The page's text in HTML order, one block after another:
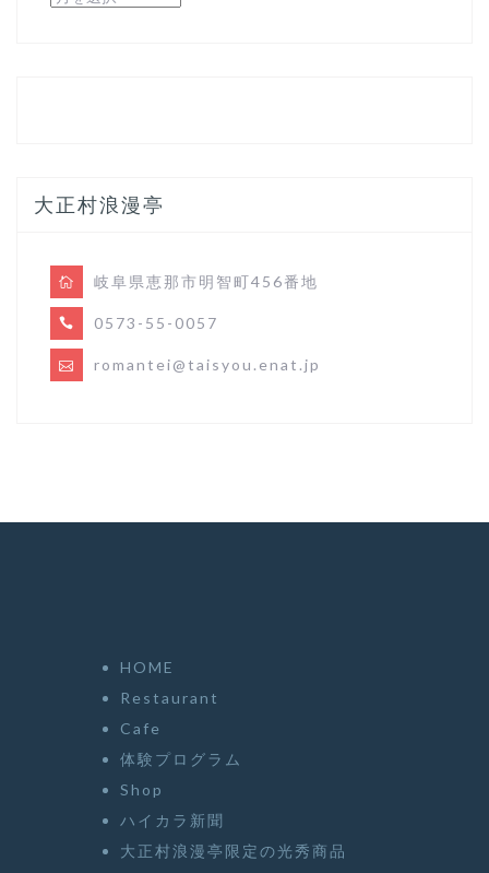
大正村浪漫亭
岐阜県恵那市明智町456番地
0573-55-0057
romantei@taisyou.enat.jp
HOME
Restaurant
Cafe
体験プログラム
Shop
ハイカラ新聞
大正村浪漫亭限定の光秀商品